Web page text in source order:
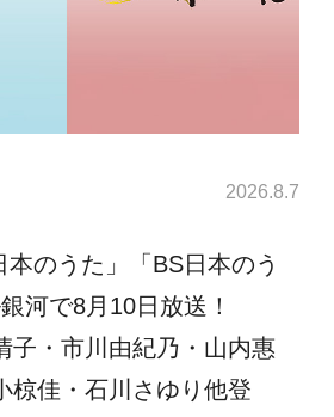
2026.8.7
本のうた」「BS日本のう
河で8月10日放送！
子・市川由紀乃・山内惠
椋佳・石川さゆり他登